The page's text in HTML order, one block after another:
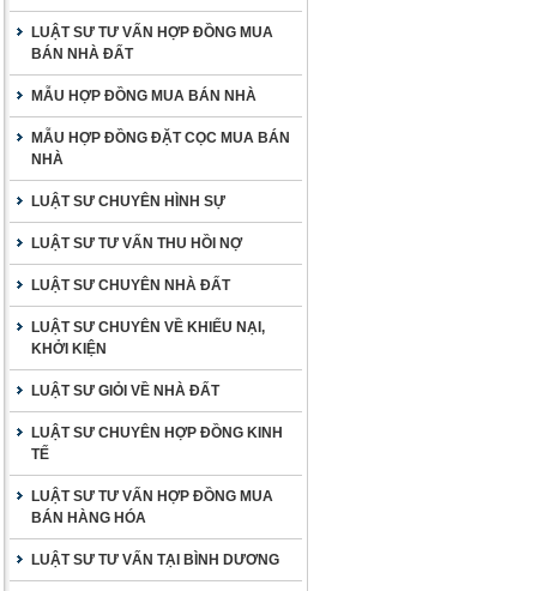
LUẬT SƯ TƯ VẤN HỢP ĐỒNG MUA
BÁN NHÀ ĐẤT
MẪU HỢP ĐỒNG MUA BÁN NHÀ
MẪU HỢP ĐỒNG ĐẶT CỌC MUA BÁN
NHÀ
LUẬT SƯ CHUYÊN HÌNH SỰ
LUẬT SƯ TƯ VẤN THU HỒI NỢ
LUẬT SƯ CHUYÊN NHÀ ĐẤT
LUẬT SƯ CHUYÊN VỀ KHIẾU NẠI,
KHỞI KIỆN
LUẬT SƯ GIỎI VỀ NHÀ ĐẤT
LUẬT SƯ CHUYÊN HỢP ĐỒNG KINH
TẾ
LUẬT SƯ TƯ VẤN HỢP ĐỒNG MUA
BÁN HÀNG HÓA
LUẬT SƯ TƯ VẤN TẠI BÌNH DƯƠNG